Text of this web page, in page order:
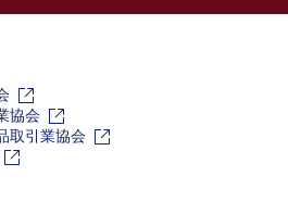
協会
取引業協会